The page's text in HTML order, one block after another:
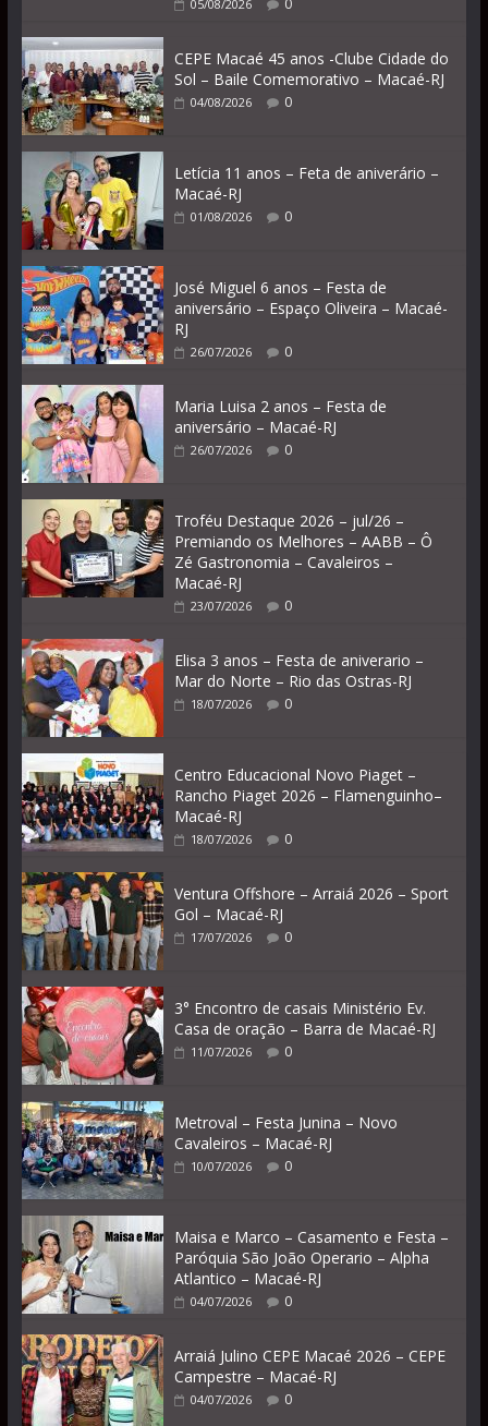
05/08/2026 0
CEPE Macaé 45 anos -Clube Cidade do
Sol – Baile Comemorativo – Macaé-RJ
04/08/2026 0
Letícia 11 anos – Feta de aniverário –
Macaé-RJ
01/08/2026 0
José Miguel 6 anos – Festa de
aniversário – Espaço Oliveira – Macaé-
RJ
26/07/2026 0
Maria Luisa 2 anos – Festa de
aniversário – Macaé-RJ
26/07/2026 0
Troféu Destaque 2026 – jul/26 –
Premiando os Melhores – AABB – Ô
Zé Gastronomia – Cavaleiros –
Macaé-RJ
23/07/2026 0
Elisa 3 anos – Festa de aniverario –
Mar do Norte – Rio das Ostras-RJ
18/07/2026 0
Centro Educacional Novo Piaget –
Rancho Piaget 2026 – Flamenguinho–
Macaé-RJ
18/07/2026 0
Ventura Offshore – Arraiá 2026 – Sport
Gol – Macaé-RJ
17/07/2026 0
3° Encontro de casais Ministério Ev.
Casa de oração – Barra de Macaé-RJ
11/07/2026 0
Metroval – Festa Junina – Novo
Cavaleiros – Macaé-RJ
10/07/2026 0
Maisa e Marco – Casamento e Festa –
Paróquia São João Operario – Alpha
Atlantico – Macaé-RJ
04/07/2026 0
Arraiá Julino CEPE Macaé 2026 – CEPE
Campestre – Macaé-RJ
04/07/2026 0